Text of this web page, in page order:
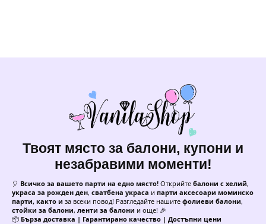
Твоят място за балони, купони и
незабравими моменти!
🎈 Всичко за вашето парти на едно място! Открийте балони с хелий,
украса за рожден ден, сватбена украса и парти аксесоари моминско
парти, както и за всеки повод! Разгледайте нашите фолиеви балони,
стойки за балони, ленти за балони и още! 🎉
📦 Бърза доставка | Гарантирано качество | Достъпни цени